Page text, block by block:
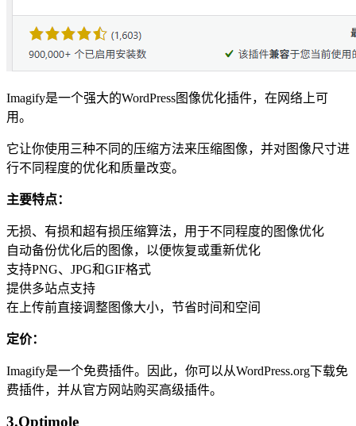
Imagify是一个强大的WordPress图像优化插件，在网络上可
用。
它让你使用三种不同的压缩方法来压缩图像，并对图像尺寸进
行不同程度的优化和质量改变。
主要特点：
无损、有损和超有损压缩算法，用于不同程度的图像优化
自动备份优化后的图像，以便恢复或重新优化
支持PNG、JPG和GIF格式
提供多站点支持
在上传前直接调整图像大小，节省时间和空间
定价：
Imagify是一个免费插件。因此，你可以从WordPress.org下载免
费插件，并从官方网站购买高级插件。
3.Optimole